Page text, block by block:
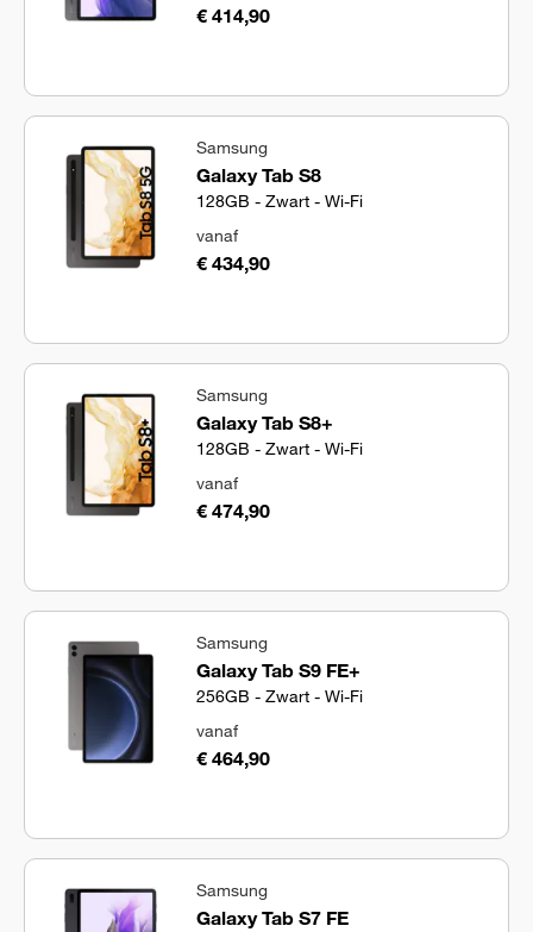
€ 414,90
Samsung
Galaxy Tab S8
128GB - Zwart - Wi-Fi
vanaf
€ 434,90
Samsung
Galaxy Tab S8+
128GB - Zwart - Wi-Fi
vanaf
€ 474,90
Samsung
Galaxy Tab S9 FE+
256GB - Zwart - Wi-Fi
vanaf
€ 464,90
Samsung
Galaxy Tab S7 FE